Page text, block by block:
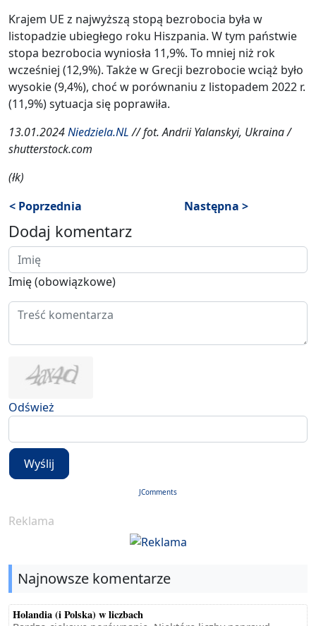
Krajem UE z najwyższą stopą bezrobocia była w
listopadzie ubiegłego roku Hiszpania. W tym państwie
stopa bezrobocia wyniosła 11,9%. To mniej niż rok
wcześniej (12,9%). Także w Grecji bezrobocie wciąż było
wysokie (9,4%), choć w porównaniu z listopadem 2022 r.
(11,9%) sytuacja się poprawiła.
13.01.2024Niedziela.NL// fot. Andrii Yalanskyi, Ukraina /
shutterstock.com
(łk)
< Poprzednia
Następna >
Dodaj komentarz
Imię (obowiązkowe)
Odśwież
Wyślij
JComments
Reklama
Najnowsze komentarze
Holandia (i Polska) w liczbach